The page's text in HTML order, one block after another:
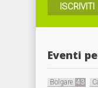
ISCRIVITI
Eventi
Bolgare 43